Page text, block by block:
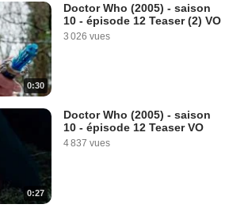
0:30
Doctor Who (2005) - saison
10 - épisode 12 Teaser (2) VO
3 026 vues
0:27
Doctor Who (2005) - saison
10 - épisode 12 Teaser VO
4 837 vues